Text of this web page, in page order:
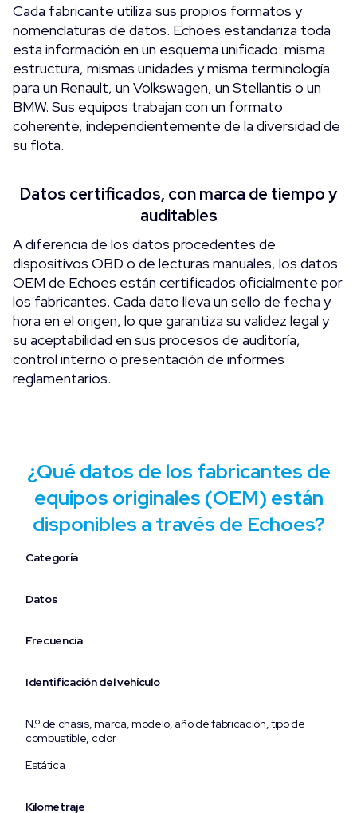
Cada fabricante utiliza sus propios formatos y
nomenclaturas de datos. Echoes estandariza toda
esta información en un esquema unificado: misma
estructura, mismas unidades y misma terminología
para un Renault, un Volkswagen, un Stellantis o un
BMW. Sus equipos trabajan con un formato
coherente, independientemente de la diversidad de
su flota.
Datos certificados, con marca de tiempo y
auditables
A diferencia de los datos procedentes de
dispositivos OBD o de lecturas manuales, los datos
OEM de Echoes están certificados oficialmente por
los fabricantes. Cada dato lleva un sello de fecha y
hora en el origen, lo que garantiza su validez legal y
su aceptabilidad en sus procesos de auditoría,
control interno o presentación de informes
reglamentarios.
¿Qué datos de los fabricantes de
equipos originales (OEM) están
disponibles a través de Echoes?
Categoría
Datos
Frecuencia
Identificación del vehículo
N.º de chasis, marca, modelo, año de fabricación, tipo de
combustible, color
Estática
Kilometraje